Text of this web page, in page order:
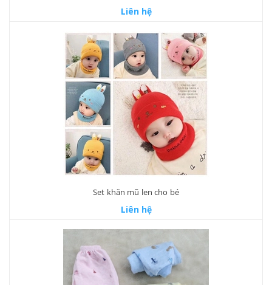
Liên hệ
Set khăn mũ len cho bé
Liên hệ